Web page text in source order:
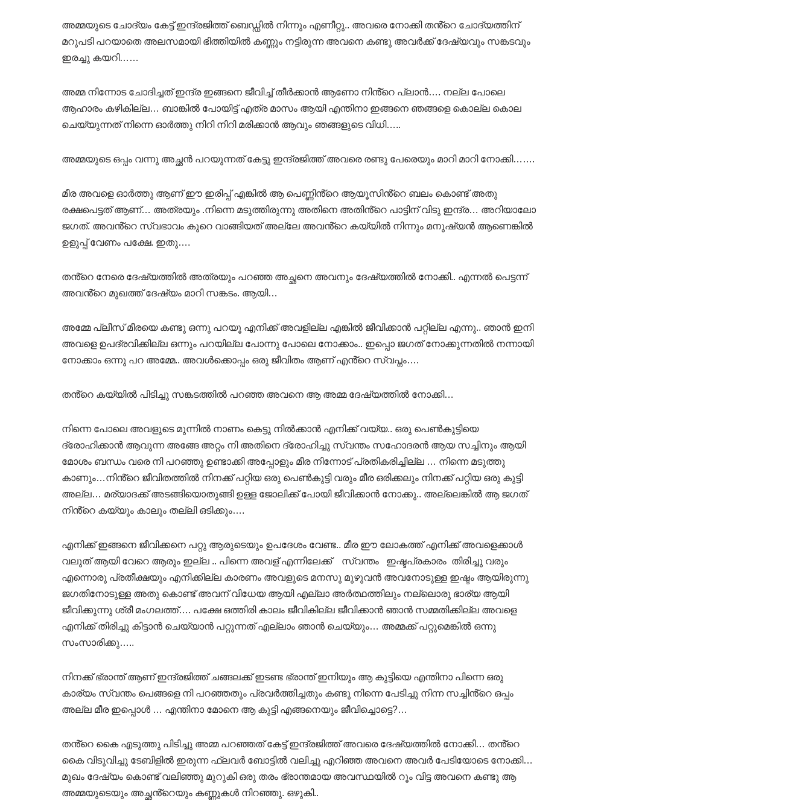
അമ്മയുടെ ചോദ്യം കേട്ട് ഇന്ദ്രജിത്ത് ബെഡ്ഡിൽ നിന്നും എണീറ്റു.. അവരെ നോക്കി തൻ്റെ ചോദ്യത്തിന്
മറുപടി പറയാതെ അലസമായി ഭിത്തിയിൽ കണ്ണും നട്ടിരുന്ന അവനെ കണ്ടു അവർക്ക് ദേഷ്യവും സങ്കടവും
ഇരച്ചു കയറി……
അമ്മ നിന്നോട ചോദിച്ചത് ഇന്ദ്ര ഇങ്ങനെ ജീവിച്ച് തീർക്കാൻ ആണോ നിൻ്റെ പ്ലാൻ…. നല്ല പോലെ
ആഹാരം കഴികില്ല… ബാങ്കിൽ പോയിട്ട് എത്ര മാസം ആയി എന്തിനാ ഇങ്ങനെ ഞങ്ങളെ കൊല്ല കൊല
ചെയ്യുന്നത് നിന്നെ ഓർത്തു നിറി നിറി മരിക്കാൻ ആവും ഞങ്ങളുടെ വിധി…..
അമ്മയുടെ ഒപ്പം വന്നു അച്ഛൻ പറയുന്നത് കേട്ടു ഇന്ദ്രജിത്ത് അവരെ രണ്ടു പേരെയും മാറി മാറി നോക്കി…….
മീര അവളെ ഓർത്തു ആണ് ഈ ഇരിപ്പ് എങ്കിൽ ആ പെണ്ണിൻ്റെ ആയൂസിൻ്റെ ബലം കൊണ്ട് അതു
രക്ഷപെട്ടത് ആണ്… അത്രയും .നിന്നെ മടുത്തിരുന്നു അതിനെ അതിൻ്റെ പാട്ടിന് വിടു ഇന്ദ്ര… അറിയാലോ
ജഗത്. അവൻ്റെ സ്വഭാവം കുറെ വാങ്ങിയത് അല്ലേ അവൻ്റെ കയ്യിൽ നിന്നും മനുഷ്യൻ ആണെങ്കിൽ
ഉളുപ്പ് വേണം പക്ഷേ. ഇതു….
തൻ്റെ നേരെ ദേഷ്യത്തിൽ അത്രയും പറഞ്ഞ അച്ഛനെ അവനും ദേഷ്യത്തിൽ നോക്കി.. എന്നൽ പെട്ടന്ന്
അവൻ്റെ മുഖത്ത് ദേഷ്യം മാറി സങ്കടം. ആയി…
അമ്മേ പ്ലീസ് മീരയെ കണ്ടു ഒന്നു പറയൂ എനിക്ക് അവളില്ല എങ്കിൽ ജീവിക്കാൻ പറ്റില്ല എന്നു.. ഞാൻ ഇനി
അവളെ ഉപദ്രവിക്കില്ല ഒന്നും പറയില്ല പോന്നു പോലെ നോക്കാം.. ഇപ്പൊ ജഗത് നോക്കുന്നതിൽ നന്നായി
നോക്കാം ഒന്നു പറ അമ്മേ.. അവൾക്കൊപ്പം ഒരു ജീവിതം ആണ് എൻ്റെ സ്വപ്നം….
തൻ്റെ കയ്യിൽ പിടിച്ചു സങ്കടത്തിൽ പറഞ്ഞ അവനെ ആ അമ്മ ദേഷ്യത്തിൽ നോക്കി…
നിന്നെ പോലെ അവളുടെ മുന്നിൽ നാണം കെട്ടു നിൽക്കാൻ എനിക്ക് വയ്യ.. ഒരു പെൺകുട്ടിയെ
ദ്രോഹിക്കാൻ ആവുന്ന അങ്ങേ അറ്റം നി അതിനെ ദ്രോഹിച്ചു സ്വന്തം സഹോദരൻ ആയ സച്ചിനും ആയി
മോശം ബന്ധം വരെ നി പറഞ്ഞു ഉണ്ടാക്കി അപ്പോളും മീര നിന്നോട് പ്രതികരിച്ചില്ല … നിന്നെ മടുത്തു
കാണും…നിൻ്റെ ജീവിതത്തിൽ നിനക്ക് പറ്റിയ ഒരു പെൺകുട്ടി വരും മീര ഒരിക്കലും നിനക്ക് പറ്റിയ ഒരു കുട്ടി
അല്ല… മര്യാദക്ക് അടങ്ങിയൊതുങ്ങി ഉള്ള ജോലിക്ക് പോയി ജീവിക്കാൻ നോക്കു.. അല്ലെങ്കിൽ ആ ജഗത്
നിൻ്റെ കയ്യും കാലും തല്ലി ഒടിക്കും….
എനിക്ക് ഇങ്ങനെ ജീവിക്കനെ പറ്റു ആരുടെയും ഉപദേശം വേണ്ട.. മീര ഈ ലോകത്ത് എനിക്ക് അവളെക്കാൾ
വലുത് ആയി വേറെ ആരും ഇല്ല .. പിന്നെ അവള് എന്നിലേക്ക് സ്വന്തം ഇഷ്ടപ്രകാരം തിരിച്ചു വരും
എന്നൊരു പ്രതീക്ഷയും എനിക്കില്ല കാരണം അവളുടെ മനസു മുഴുവൻ അവനോടുള്ള ഇഷ്ടം ആയിരുന്നു
ജഗതിനോടുള്ള അതു കൊണ്ട് അവന് വിധേയ ആയി എല്ലാ അർത്ഥത്തിലും നല്ലൊരു ഭാര്യ ആയി
ജീവിക്കുന്നു ശ്രീ മംഗലത്ത്…. പക്ഷേ ഒത്തിരി കാലം ജീവികില്ല ജീവിക്കാൻ ഞാൻ സമ്മതിക്കില്ല അവളെ
എനിക്ക് തിരിച്ചു കിട്ടാൻ ചെയ്യാൻ പറ്റുന്നത് എല്ലാം ഞാൻ ചെയ്യും… അമ്മക്ക് പറ്റുമെങ്കിൽ ഒന്നു
സംസാരിക്കു…..
നിനക്ക് ഭ്രാന്ത് ആണ് ഇന്ദ്രജിത്ത് ചങ്ങലക്ക് ഇടണ്ട ഭ്രാന്ത് ഇനിയും ആ കുട്ടിയെ എന്തിനാ പിന്നെ ഒരു
കാര്യം സ്വന്തം പെങ്ങളെ നി പറഞ്ഞതും പ്രവർത്തിച്ചതും കണ്ടു നിന്നെ പേടിച്ചു നിന്ന സച്ചിൻ്റെ ഒപ്പം
അല്ല മീര ഇപ്പൊൾ … എന്തിനാ മോനെ ആ കുട്ടി എങ്ങനെയും ജീവിച്ചൊട്ടെ?…
തൻ്റെ കൈ എടുത്തു പിടിച്ചു അമ്മ പറഞ്ഞത് കേട്ട് ഇന്ദ്രജിത്ത് അവരെ ദേഷ്യത്തിൽ നോക്കി… തൻ്റെ
കൈ വിടുവിച്ചു ടേബിളിൽ ഇരുന്ന ഫ്ലവർ ബോട്ടിൽ വലിച്ചു എറിഞ്ഞ അവനെ അവർ പേടിയോടെ നോക്കി…
മുഖം ദേഷ്യം കൊണ്ട് വലിഞ്ഞു മുറുകി ഒരു തരം ഭ്രാന്തമായ അവസ്ഥയിൽ റൂം വിട്ട അവനെ കണ്ടു ആ
അമ്മയുടെയും അച്ഛൻ്റെയും കണ്ണുകൾ നിറഞ്ഞു. ഒഴുകി..